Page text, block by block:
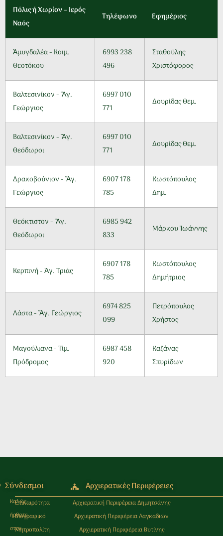
Πόλις ή Χωρίον – Ιερός
Ναός
Τηλέφωνο Εφημέριος
Ἀμυγδαλέα - Κοιμ.
Θεοτόκου
6993 238
496
Σταθούλης
Χριστόφορος
Βαλτεσινίκον - Ἅγ.
Γεώργιος
6997 010
771
Δουρίδας Θεμ.
Βαλτεσινίκον - Ἅγ.
Θεόδωροι
6997 010
771
Δουρίδας Θεμ.
Δρακοβούνιον - Ἅγ.
Γεώργιος
6907 178
785
Κωστόπουλος
Δημ.
Θεόκτιστον - Ἅγ.
Θεόδωροι
6985 942
833
Μάρκου Ἰωάννης
Κερπινή - Ἁγ. Τριάς
6907 178
785
Κωστόπουλος
Δημήτριος
Λάστα - Ἅγ. Γεώργιος
6974 825
099
Πετρόπουλος
Χρήστος
Μαγούλιανα - Τίμ.
Πρόδρομος
6987 458
920
Καζάνας
Σπυρίδων
Καλώς
ήρθατε
στην
Σύνδεσμοι
Επικαιρότητα
Βιογραφικό
Μητροπολίτη
Αρχιερατικές Περιφέρειες
Αρχιερατική Περιφέρεια Δημητσάνης
Αρχιερατική Περιφέρεια Λαγκαδιών
Αρχιερατική Περιφέρεια Βυτίνης